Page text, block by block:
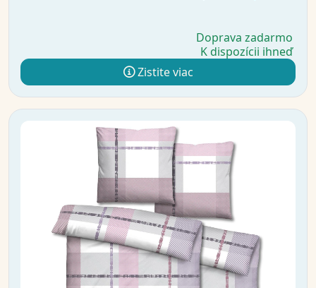
Doprava zadarmo
K dispozícii ihneď
Zistite viac